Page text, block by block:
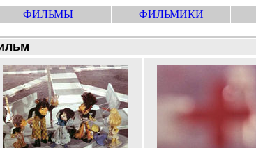
ФИЛЬМЫ ФИЛЬМИКИ